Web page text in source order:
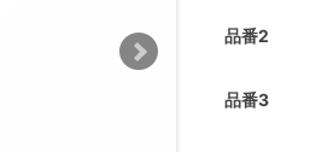
品番2
品番3